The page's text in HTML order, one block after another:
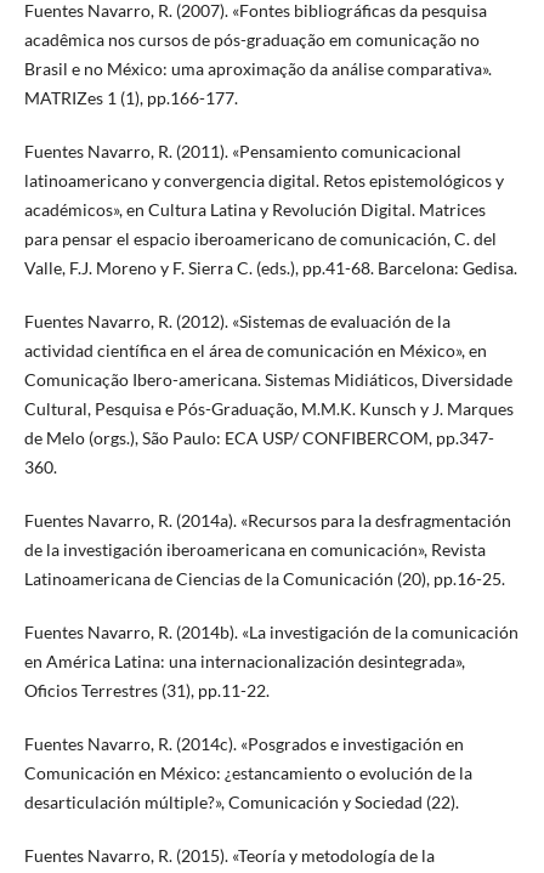
Fuentes Navarro, R. (2007). «Fontes bibliográficas da pesquisa
acadêmica nos cursos de pós-graduação em comunicação no
Brasil e no México: uma aproximação da análise comparativa».
MATRIZes 1 (1), pp.166-177.
Fuentes Navarro, R. (2011). «Pensamiento comunicacional
latinoamericano y convergencia digital. Retos epistemológicos y
académicos», en Cultura Latina y Revolución Digital. Matrices
para pensar el espacio iberoamericano de comunicación, C. del
Valle, F.J. Moreno y F. Sierra C. (eds.), pp.41-68. Barcelona: Gedisa.
Fuentes Navarro, R. (2012). «Sistemas de evaluación de la
actividad científica en el área de comunicación en México», en
Comunicação Ibero-americana. Sistemas Midiáticos, Diversidade
Cultural, Pesquisa e Pós-Graduação, M.M.K. Kunsch y J. Marques
de Melo (orgs.), São Paulo: ECA USP/ CONFIBERCOM, pp.347-
360.
Fuentes Navarro, R. (2014a). «Recursos para la desfragmentación
de la investigación iberoamericana en comunicación», Revista
Latinoamericana de Ciencias de la Comunicación (20), pp.16-25.
Fuentes Navarro, R. (2014b). «La investigación de la comunicación
en América Latina: una internacionalización desintegrada»,
Oficios Terrestres (31), pp.11-22.
Fuentes Navarro, R. (2014c). «Posgrados e investigación en
Comunicación en México: ¿estancamiento o evolución de la
desarticulación múltiple?», Comunicación y Sociedad (22).
Fuentes Navarro, R. (2015). «Teoría y metodología de la